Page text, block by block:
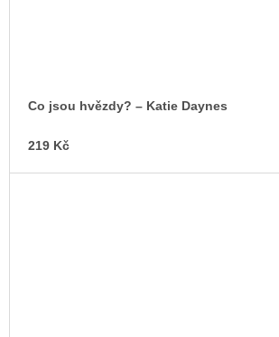
Co jsou hvězdy? – Katie Daynes
219 Kč